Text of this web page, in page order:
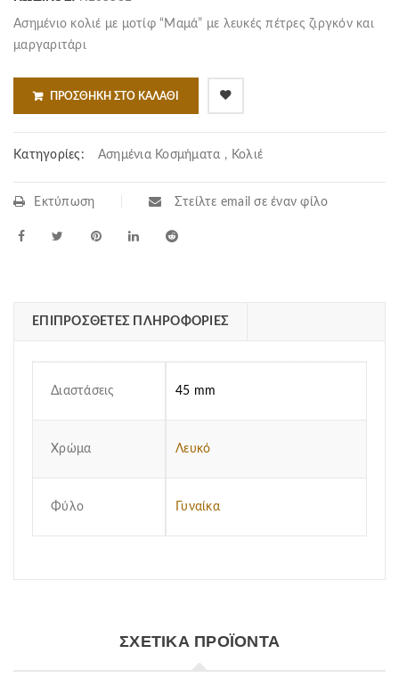
Ασημένιο κολιέ με μοτίφ “Μαμά” με λευκές πέτρες ζιργκόν και
μαργαριτάρι
ΠΡΟΣΘΉΚΗ ΣΤΟ ΚΑΛΆΘΙ
Κατηγορίες: Ασημένια Κοσμήματα , Κολιέ
Εκτύπωση Στείλτε email σε έναν φίλο
ΕΠΙΠΡΌΣΘΕΤΕΣ ΠΛΗΡΟΦΟΡΊΕΣ
Διαστάσεις 45 mm
Χρώμα Λευκό
Φύλο Γυναίκα
ΣΧΕΤΙΚΆ ΠΡΟΪΌΝΤΑ